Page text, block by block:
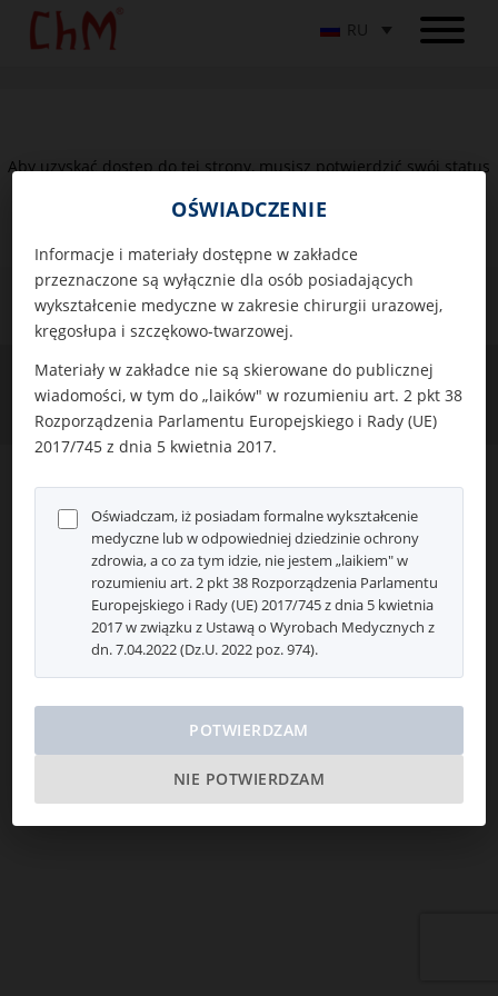
RU
Aby uzyskać dostęp do tej strony, musisz potwierdzić swój status
© Copyright 2026 ChM sp. z o.o.. все права сохранены.
политика конфиденциальности|Polityka cookies
проект и внедрение: Agencja Reklamowa 4E
OŚWIADCZENIE
Informacje i materiały dostępne w zakładce
przeznaczone są wyłącznie dla osób posiadających
wykształcenie medyczne w zakresie chirurgii urazowej,
kręgosłupa i szczękowo-twarzowej.
Materiały w zakładce nie są skierowane do publicznej
wiadomości, w tym do „laików" w rozumieniu art. 2 pkt 38
Rozporządzenia Parlamentu Europejskiego i Rady (UE)
2017/745 z dnia 5 kwietnia 2017.
Oświadczam, iż posiadam formalne wykształcenie
medyczne lub w odpowiedniej dziedzinie ochrony
zdrowia, a co za tym idzie, nie jestem „laikiem" w
rozumieniu art. 2 pkt 38 Rozporządzenia Parlamentu
Europejskiego i Rady (UE) 2017/745 z dnia 5 kwietnia
2017 w związku z Ustawą o Wyrobach Medycznych z
dn. 7.04.2022 (Dz.U. 2022 poz. 974).
POTWIERDZAM
NIE POTWIERDZAM